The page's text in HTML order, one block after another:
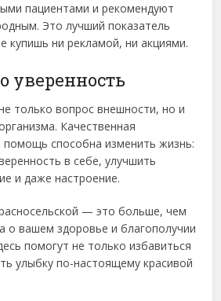
пациентами и рекомендуют
Это лучший показатель
купишь ни рекламой, ни акциями.
уверенность
только вопрос внешности, но и
Качественная
помощь способна изменить жизнь:
в себе, улучшить
и даже настроение.
— это больше, чем
о вашем здоровье и благополучии
помогут не только избавиться
улыбку по-настоящему красивой